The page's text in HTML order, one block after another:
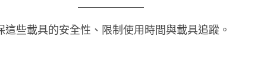
些載具的安全性、限制使用時間與載具追蹤。